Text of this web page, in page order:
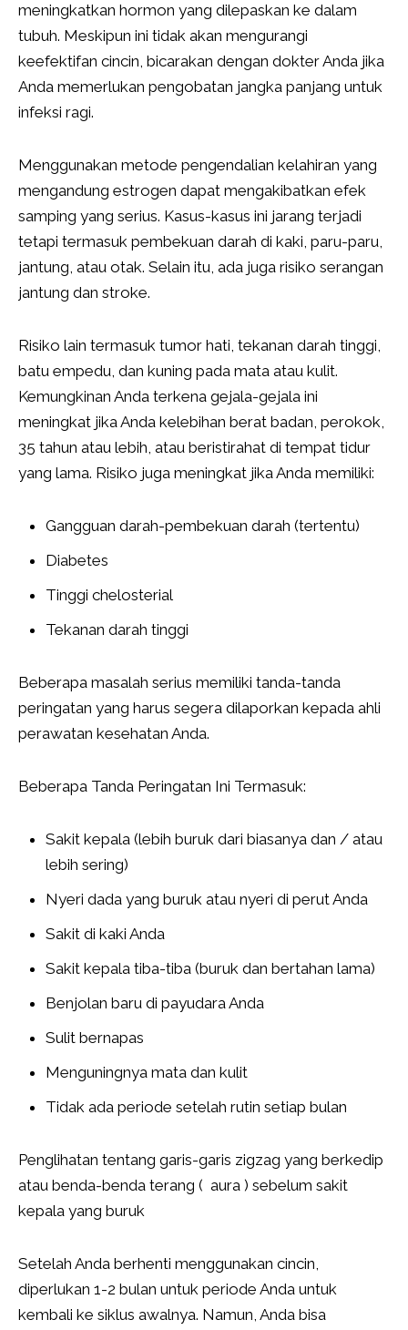
meningkatkan hormon yang dilepaskan ke dalam
tubuh. Meskipun ini tidak akan mengurangi
keefektifan cincin, bicarakan dengan dokter Anda jika
Anda memerlukan pengobatan jangka panjang untuk
infeksi ragi.
Menggunakan metode pengendalian kelahiran yang
mengandung estrogen dapat mengakibatkan efek
samping yang serius. Kasus-kasus ini jarang terjadi
tetapi termasuk pembekuan darah di kaki, paru-paru,
jantung, atau otak. Selain itu, ada juga risiko serangan
jantung dan stroke.
Risiko lain termasuk tumor hati, tekanan darah tinggi,
batu empedu, dan kuning pada mata atau kulit.
Kemungkinan Anda terkena gejala-gejala ini
meningkat jika Anda kelebihan berat badan, perokok,
35 tahun atau lebih, atau beristirahat di tempat tidur
yang lama. Risiko juga meningkat jika Anda memiliki:
Gangguan darah-pembekuan darah (tertentu)
Diabetes
Tinggi chelosterial
Tekanan darah tinggi
Beberapa masalah serius memiliki tanda-tanda
peringatan yang harus segera dilaporkan kepada ahli
perawatan kesehatan Anda.
Beberapa Tanda Peringatan Ini Termasuk:
Sakit kepala (lebih buruk dari biasanya dan / atau
lebih sering)
Nyeri dada yang buruk atau nyeri di perut Anda
Sakit di kaki Anda
Sakit kepala tiba-tiba (buruk dan bertahan lama)
Benjolan baru di payudara Anda
Sulit bernapas
Menguningnya mata dan kulit
Tidak ada periode setelah rutin setiap bulan
Penglihatan tentang garis-garis zigzag yang berkedip
atau benda-benda terang ( aura ) sebelum sakit
kepala yang buruk
Setelah Anda berhenti menggunakan cincin,
diperlukan 1-2 bulan untuk periode Anda untuk
kembali ke siklus awalnya. Namun, Anda bisa